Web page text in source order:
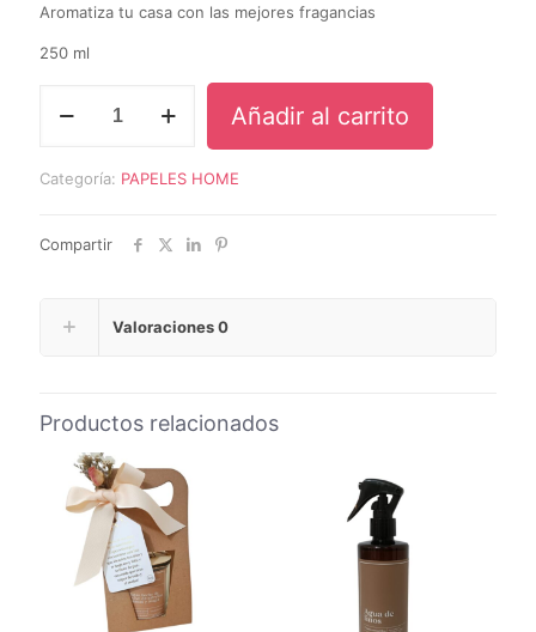
Aromatiza tu casa con las mejores fragancias
250 ml
DE
Añadir al carrito
Categoría: PAPELES HOME
Compartir
Valoraciones0
Productos relacionados